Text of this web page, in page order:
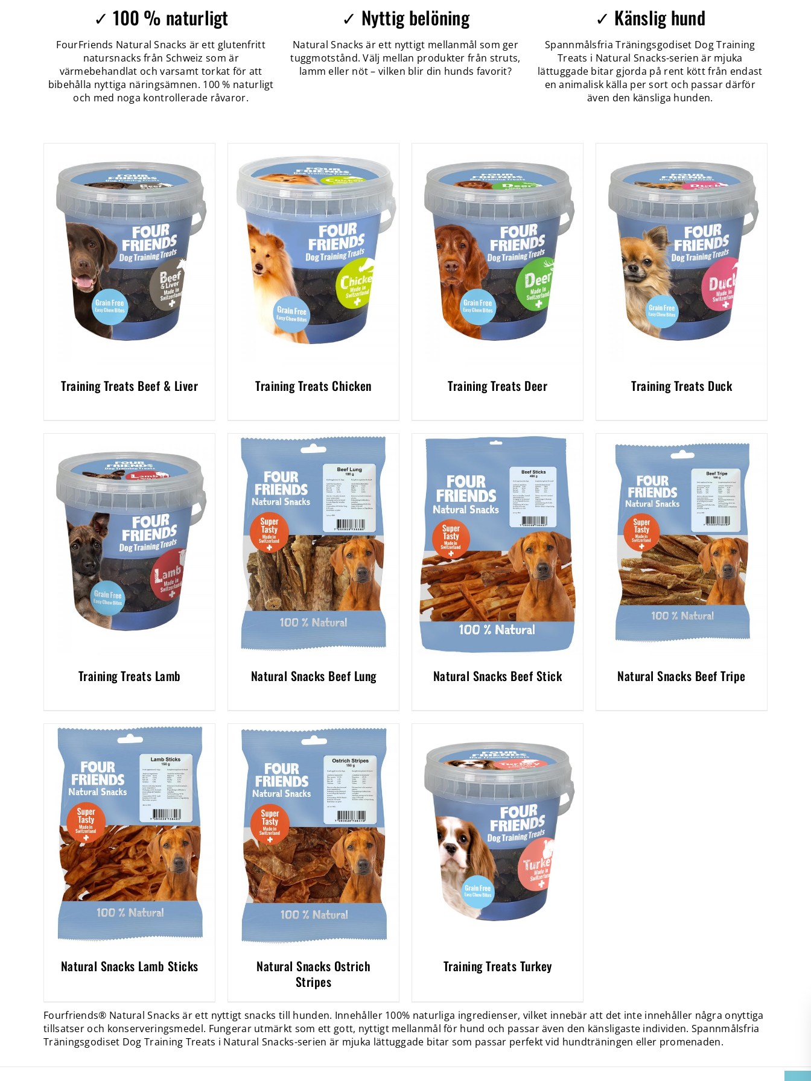
✓ 100 % naturligt
FourFriends Natural Snacks är ett glutenfritt
natursnacks från Schweiz som är
värmebehandlat och varsamt torkat för att
bibehålla nyttiga näringsämnen. 100 % naturligt
och med noga kontrollerade råvaror.
✓ Nyttig belöning
Natural Snacks är ett nyttigt mellanmål som ger
tuggmotstånd. Välj mellan produkter från struts,
lamm eller nöt – vilken blir din hunds favorit?
✓ Känslig hund
Spannmålsfria Träningsgodiset Dog Training
Treats i Natural Snacks-serien är mjuka
lättuggade bitar gjorda på rent kött från endast
en animalisk källa per sort och passar därför
även den känsliga hunden.
Training Treats Beef & Liver Training Treats Chicken Training Treats Deer Training Treats Duck
Training Treats Lamb Natural Snacks Beef Lung Natural Snacks Beef Stick Natural Snacks Beef Tripe
Natural Snacks Lamb Sticks
Natural Snacks Ostrich
Stripes
Training Treats Turkey
Fourfriends® Natural Snacks är ett nyttigt snacks till hunden. Innehåller 100% naturliga ingredienser, vilket innebär att det inte innehåller några onyttiga
tillsatser och konserveringsmedel. Fungerar utmärkt som ett gott, nyttigt mellanmål för hund och passar även den känsligaste individen. Spannmålsfria
Träningsgodiset Dog Training Treats i Natural Snacks-serien är mjuka lättuggade bitar som passar perfekt vid hundträningen eller promenaden.